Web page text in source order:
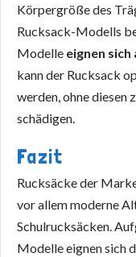
Körpergröße des
Rucksack-Modells
Modelle eignen
kann der Rucksack
werden, ohne diesen
schädigen.
Fazit
Rucksäcke der
vor allem moderne
Schulrucksäcken.
Modelle eignen sich